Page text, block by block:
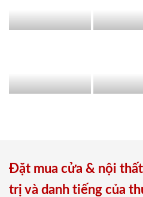
Đặt mua cửa & nội
trị và danh tiếng của